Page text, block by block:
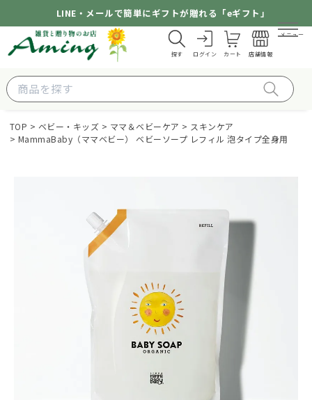
LINE・メールで簡単にギフトが贈れる「eギフト」
探す ログイン カート 店舗情報
メニュー
TOP ベビー・キッズ ママ＆ベビーケア
スキンケア
MammaBaby（ママベビー） ベビーソープ レフィル 泡タイプ全身用